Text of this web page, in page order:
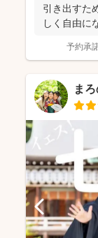
引き出すた
しく自由に
予約承
ま